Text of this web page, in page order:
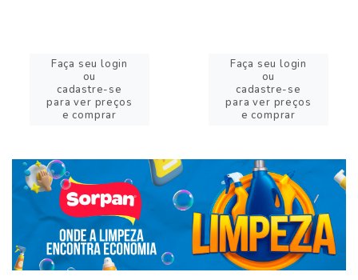
Faça seu login
ou
cadastre-se
para ver preços
e comprar
Faça seu login
ou
cadastre-se
para ver preços
e comprar